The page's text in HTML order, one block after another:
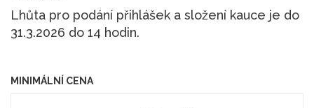
Lhůta pro podání přihlášek a složení kauce je do
31.3.2026 do 14 hodin.
MINIMÁLNÍ CENA